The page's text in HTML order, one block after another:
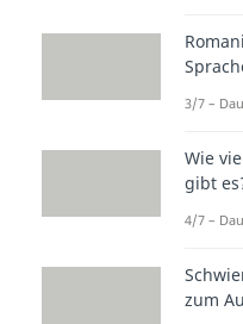
Mein
Als
Mein
Als
Ich
So
Magst
3/7 –
Wie
gibt
4/7 –
zum